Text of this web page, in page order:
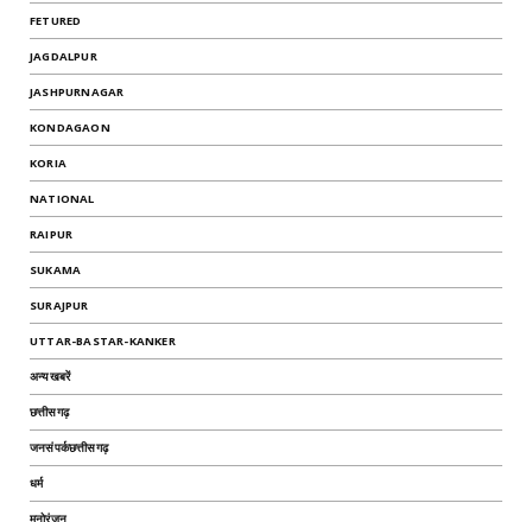
FETURED
JAGDALPUR
JASHPURNAGAR
KONDAGAON
KORIA
NATIONAL
RAIPUR
SUKAMA
SURAJPUR
UTTAR-BASTAR-KANKER
अन्यखबरें
छत्तीसगढ़
जनसंपर्कछत्तीसगढ़
धर्म